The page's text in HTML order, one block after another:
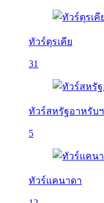
ทัวร์ตุรเคีย
31
ทัวร์สหรัฐอาหรับฯ
5
ทัวร์แคนาดา